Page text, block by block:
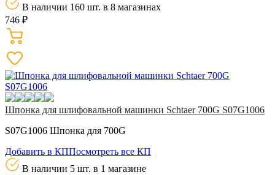
В наличии 160 шт. в 8 магазинах
746 ₽
Шпонка для шлифовальной машинки Schtaer 700G S07G1006
S07G1006 Шпонка для 700G
Добавить в КППосмотреть все КП
В наличии 5 шт. в 1 магазине